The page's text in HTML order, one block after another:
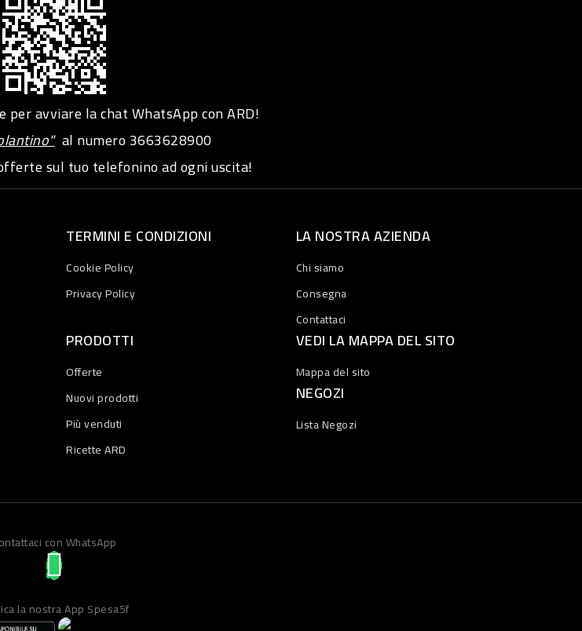
per avviare la chat WhatsApp con ARD!
al numero3663628900
sul tuo telefonino ad ogni uscita!
TERMINI E CONDIZIONI
Cookie Policy
Privacy Policy
LA NOSTRA AZIENDA
Chi siamo
Consegna
Contattaci
PRODOTTI
Offerte
Nuovi prodotti
Più venduti
Ricette ARD
VEDI LA MAPPA DEL SITO
Mappa del sito
NEGOZI
Lista Negozi
con WhatsApp
la nostra App Spesa5f